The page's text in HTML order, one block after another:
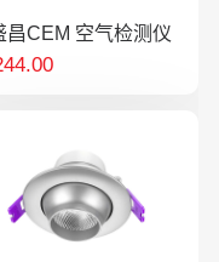
昌CEM 空气检测仪